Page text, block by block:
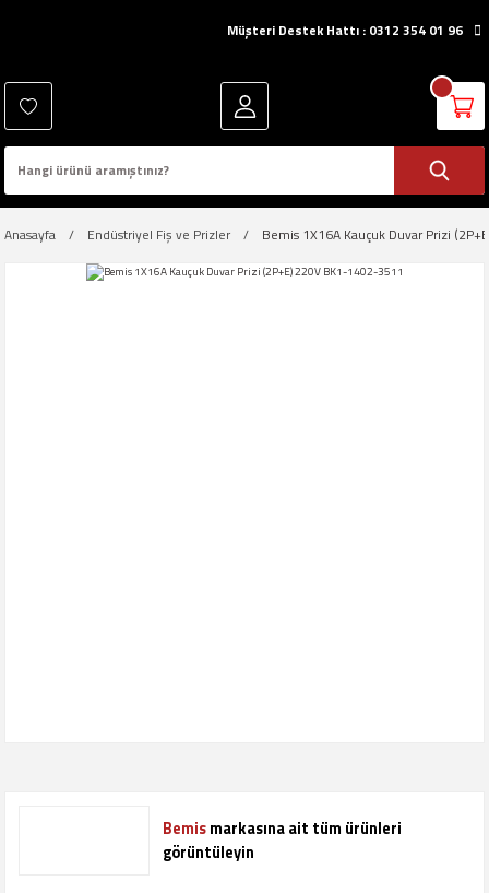
Müşteri Destek Hattı : 0312 354 01 96
Anasayfa Endüstriyel Fiş ve Prizler Bemis 1X16A Kauçuk Duvar Prizi
Bemismarkasına ait tüm ürünleri
görüntüleyin